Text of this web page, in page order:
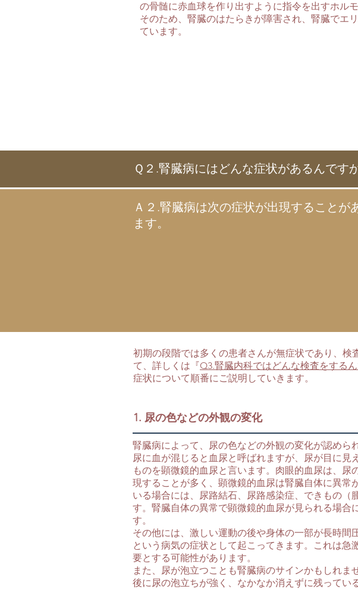
の骨髄に赤血球を作り出すように指令を出すホル
そのため、腎臓のはたらきが障害され、腎臓でエ
ています。
Ｑ２.腎臓病にはどんな症状があるんです
Ａ２.腎臓病は次の症状が出現することが
ます。
初期の段階では多くの患者さんが無症状であり、
て、詳しくは『Q3.腎臓内科ではどんな検査をする
症状について順番にご説明していきます。
1. 尿の色などの外観の変化
腎臓病によって、尿の色などの外観の変化が認めら
尿に血が混じると血尿と呼ばれますが、尿が目に
ものを顕微鏡的血尿と言います。肉眼的血尿は、
現することが多く、顕微鏡的血尿は腎臓自体に異
いる場合には、尿路結石、尿路感染症、できもの（
す。腎臓自体の異常で顕微鏡的血尿が見られる場合
す。
その他には、激しい運動の後や身体の一部が長時
という病気の症状として起こってきます。これは
要とする可能性があります。
また、尿が泡立つことも腎臓病のサインかもしれ
後に尿の泡立ちが強く、なかなか消えずに残ってい